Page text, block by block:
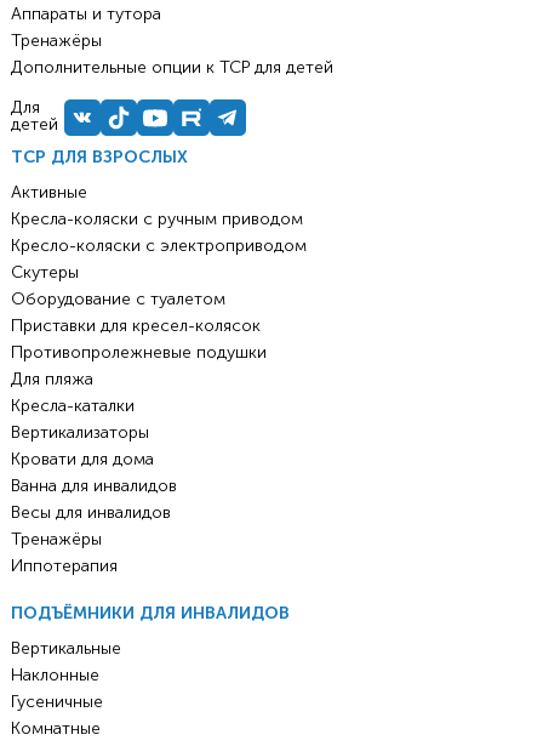
ТСР ДЛЯ ВЗРОСЛЫХ
Активные
Кресла-коляски с ручным приводом
Кресло-коляски с электроприводом
Скутеры
Оборудование с туалетом
Приставки для кресел-колясок
Противопролежневые подушки
Для пляжа
Кресла-каталки
Вертикализаторы
Кровати для дома
Ванна для инвалидов
Весы для инвалидов
Тренажёры
Иппотерапия
ПОДЪЁМНИКИ ДЛЯ ИНВАЛИДОВ
Вертикальные
Наклонные
Гусеничные
Комнатные
Аппараты и тутора
Тренажёры
Дополнительные опции к ТСР для детей
Для
детей